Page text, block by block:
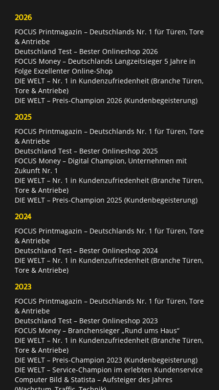
2026
FOCUS Printmagazin – Deutschlands Nr. 1 für Türen, Tore
& Antriebe
Deutschland Test – Bester Onlineshop 2026
FOCUS Money – Deutschlands Langzeitsieger 5 Jahre in
Folge Exzellenter Online-Shop
DIE WELT – Nr. 1 in Kundenzufriedenheit (Branche Türen,
Tore & Antriebe)
DIE WELT – Preis-Champion 2026 (Kundenbegeisterung)
2025
FOCUS Printmagazin – Deutschlands Nr. 1 für Türen, Tore
& Antriebe
Deutschland Test – Bester Onlineshop 2025
FOCUS Money – Digital Champion, Unternehmen mit
Zukunft Nr. 1
DIE WELT – Nr. 1 in Kundenzufriedenheit (Branche Türen,
Tore & Antriebe)
DIE WELT – Preis-Champion 2025 (Kundenbegeisterung)
2024
FOCUS Printmagazin – Deutschlands Nr. 1 für Türen, Tore
& Antriebe
Deutschland Test – Bester Onlineshop 2024
DIE WELT – Nr. 1 in Kundenzufriedenheit (Branche Türen,
Tore & Antriebe)
2023
FOCUS Printmagazin – Deutschlands Nr. 1 für Türen, Tore
& Antriebe
Deutschland Test – Bester Onlineshop 2023
FOCUS Money – Branchensieger „Rund ums Haus“
DIE WELT – Nr. 1 in Kundenzufriedenheit (Branche Türen,
Tore & Antriebe)
DIE WELT – Preis-Champion 2023 (Kundenbegeisterung)
DIE WELT – Service-Champion im erlebten Kundenservice
Computer Bild & Statista – Aufsteiger des Jahres